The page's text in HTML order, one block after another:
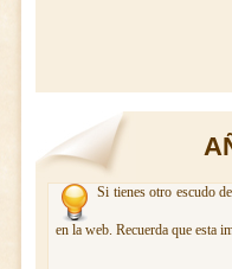
Si tienes otro escudo
en la web. Recuerda que esta